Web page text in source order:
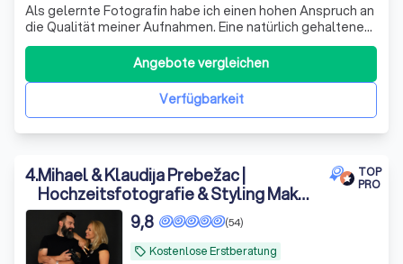
Als gelernte Fotografin habe ich einen hohen Anspruch an
die Qualität meiner Aufnahmen. Eine natürlich gehaltene
Bildbearbeitung und Bildsprache machen den Stil meiner
Verfügbarkeit
Angebote vergleichen
4.Mihael & Klaudija Prebežac |
Hochzeitsfotografie & Styling Make-
up Artist
TOP
PRO
local_offer Kostenlose Erstberatung
(54)
9,8